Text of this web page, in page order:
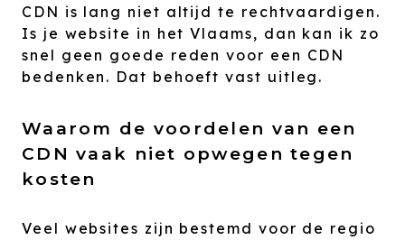
CDN is lang niet altijd te rechtvaardigen.
Is je website in het Vlaams, dan kan ik zo
snel geen goede reden voor een CDN
bedenken. Dat behoeft vast uitleg.
Waarom de voordelen van een
CDN vaak niet opwegen tegen
kosten
Veel websites zijn bestemd voor de regio